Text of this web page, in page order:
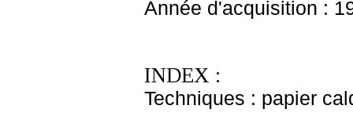
Année d'acquisition :
INDEX :
Techniques : papier